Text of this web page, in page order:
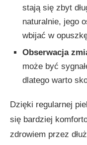
stają się zbyt
naturalnie, jego
wbijać w
Obserwacja
może być
dlatego warto
Dzięki regularnej
się bardziej
zdrowiem przez